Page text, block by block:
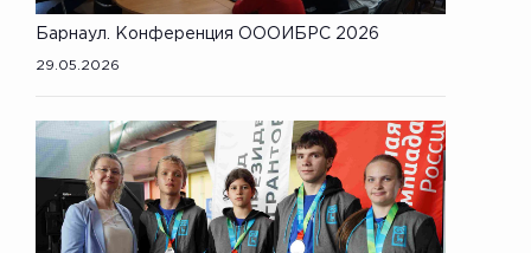
Барнаул. Конференция ОООИБРС 2026
29.05.2026